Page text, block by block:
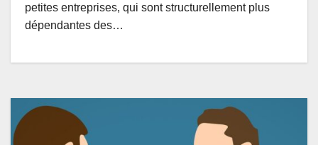
petites entreprises, qui sont structurellement plus
dépendantes des…